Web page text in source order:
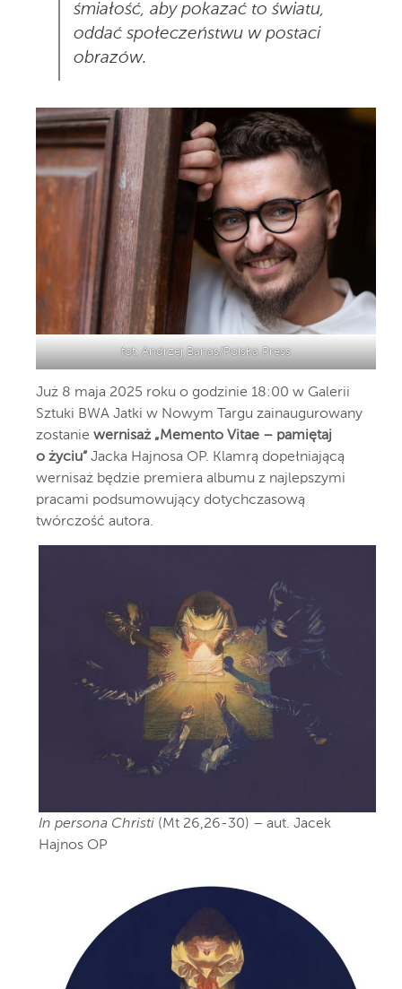
śmiałość, aby pokazać to światu,
oddać społeczeństwu w postaci
obrazów.
fot. Andrzej Banas/Polska Press
Już 8 maja 2025 roku o godzinie 18:00 w Galerii
Sztuki BWA Jatki w Nowym Targu zainaugurowany
zostanie wernisaż „Memento Vitae – pamiętaj
o życiu” Jacka Hajnosa OP. Klamrą dopełniającą
wernisaż będzie premiera albumu z najlepszymi
pracami podsumowujący dotychczasową
twórczość autora.
In persona Christi (Mt 26,26-30) – aut. Jacek
Hajnos OP